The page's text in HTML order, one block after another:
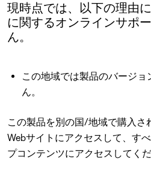
現時点では、以下の理由
に関するオンラインサポ
ん。
この地域では製品のバージ
ん。
この製品を別の国/地域で購入さ
Webサイトにアクセスして、す
プコンテンツにアクセスしてくだ